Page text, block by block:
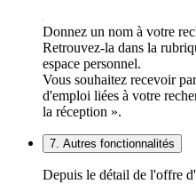
Donnez un nom à votre
Retrouvez-la dans la
espace personnel.
Vous souhaitez recevoir
d'emploi liées à votre
la réception ».
7. Autres fonctionnalités
Depuis le détail de l'offre